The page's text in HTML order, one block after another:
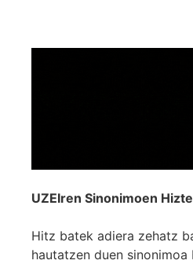
UZEIren Sinonimoen
Hitz batek adiera zehatz
hautatzen duen